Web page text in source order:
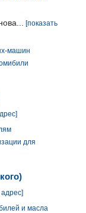
[показать
машин
для
адрес]
и масла